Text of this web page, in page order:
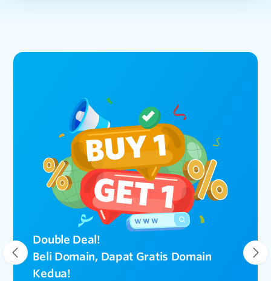
Double Deal!
Beli Domain, Dapat Gratis Domain
Kedua!